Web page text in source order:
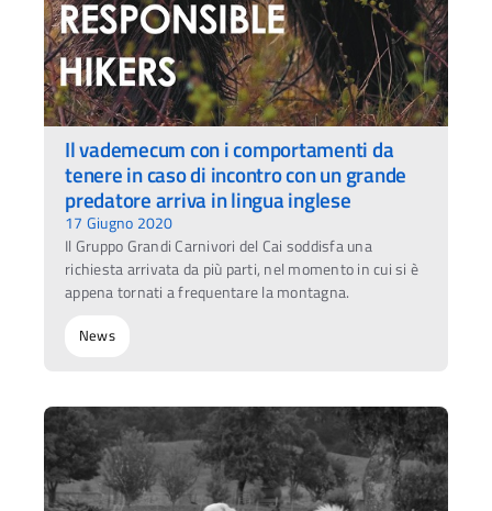
Il vademecum con i comportamenti da
tenere in caso di incontro con un grande
predatore arriva in lingua inglese
17 Giugno 2020
Il Gruppo Grandi Carnivori del Cai soddisfa una
richiesta arrivata da più parti, nel momento in cui si è
appena tornati a frequentare la montagna.
News